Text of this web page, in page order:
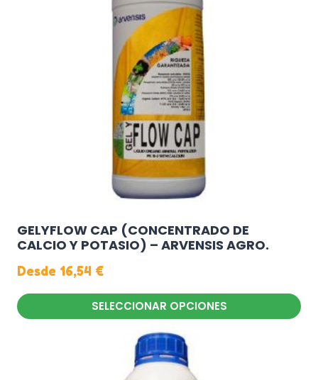
GELYFLOW CAP (CONCENTRADO DE
CALCIO Y POTASIO) – ARVENSIS AGRO.
Desde 16,54 €
SELECCIONAR OPCIONES